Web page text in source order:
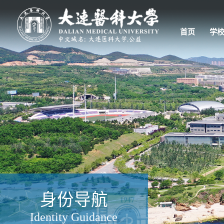
首页 学
身份导航
Identity Guidance